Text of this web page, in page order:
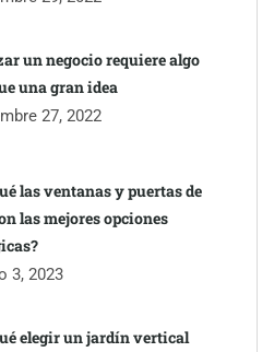
un negocio requiere algo
una gran idea
27, 2022
las ventanas y puertas de
las mejores opciones
3, 2023
elegir un jardín vertical